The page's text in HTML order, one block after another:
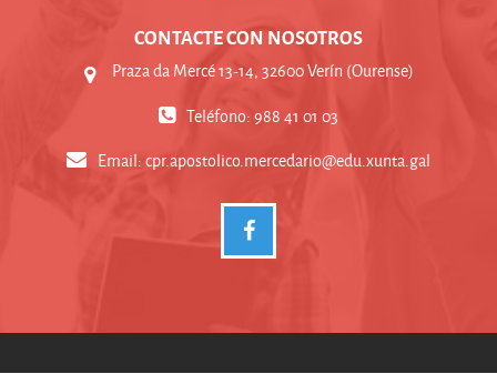
CONTACTE CON NOSOTROS
Praza da Mercé 13-14, 32600 Verín (Ourense)
Teléfono: 988 41 01 03
Email:cpr.apostolico.mercedario@edu.xunta.gal